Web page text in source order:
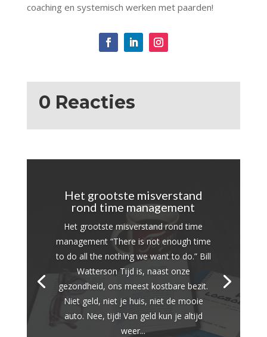
coaching en systemisch werken met paarden!
0 Reacties
Het grootste misverstand
rond time management
Het grootste misverstand rond time
management “There is not enough time
to do all the nothing we want to do.” Bill
Watterson Tijd is, naast onze
gezondheid, ons meest kostbare bezit.
Niet geld, niet je huis, niet de mooie
auto. Nee, tijd! Van geld kun je altijd
weer...